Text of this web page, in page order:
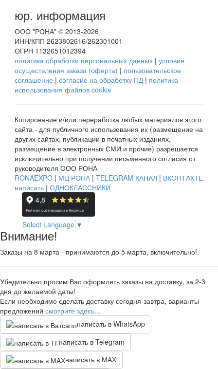
юр. информация
ООО "РОНА" © 2013-2026
ИНН/КПП 2623802616/262301001
ОГРН 1132651012394
политика обработки персональных данных | условия
осуществления заказа (оферта) | пользовательское
соглашение | согласие на обработку ПД| политика
использования файлов cookie
Копирование и/или переработка любых материалов этого
сайта - для публичного использования их (размещение на
других сайтах, публикации в печатных изданиях,
размещение в электронных СМИ и прочие) разрешается
исключительно при получении письменного согласия от
руководителя ООО РОНА
RONAEXPO | МЦ РОНА| TELEGRAM КАНАЛ | ВКОНТАКТЕ
написать | ОДНОКЛАССНИКИ
Select Language ▼
Внимание!
Заказы на 8 марта - принимаются до 5 марта, включительно!
Убедительно просим Вас оформлять заказы на доставку, за 2-3
дня до желаемой даты!
Если необходимо сделать доставку сегодня-завтра, варианты
предложений смотрите здесь...
написать в WhatsApp
написать в Telegram
написать в МАХ